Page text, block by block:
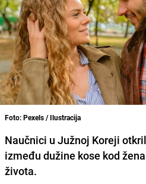
Foto: Pexels / Ilustracija
Naučnici u Južnoj Koreji
između dužine kose kod
života.